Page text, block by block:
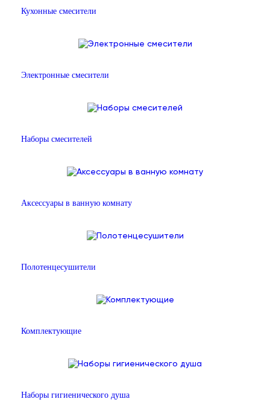
Кухонные смесители
Электронные смесители
Наборы смесителей
Аксессуары в ванную комнату
Полотенцесушители
Комплектующие
Наборы гигиенического душа